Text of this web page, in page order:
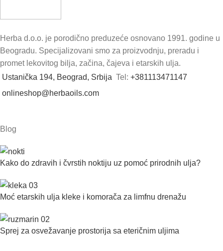
Herba d.o.o. je porodično preduzeće osnovano 1991. godine u
Beogradu. Specijalizovani smo za proizvodnju, preradu i
promet lekovitog bilja, začina, čajeva i etarskih ulja.
Ustanička 194, Beograd, Srbija Tel: +381113471147
onlineshop@herbaoils.com
Blog
Kako do zdravih i čvrstih noktiju uz pomoć prirodnih ulja?
Moć etarskih ulja kleke i komorača za limfnu drenažu
Sprej za osvežavanje prostorija sa eteričnim uljima